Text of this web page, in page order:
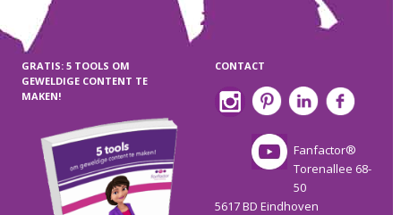
GRATIS: 5 TOOLS OM
GEWELDIGE CONTENT TE
MAKEN!
CONTACT
Fanfactor®
Torenallee 68-
50
5617 BD Eindhoven